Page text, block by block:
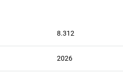
8.312
2026